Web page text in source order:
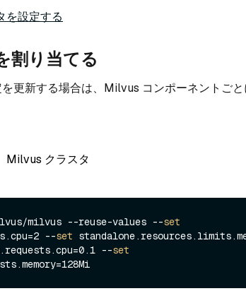
を設定する
割り当てる
更新する場合は、Milvus コンポーネントご
Milvus クラスタ
milvus --reuse-values --set
--set
--set